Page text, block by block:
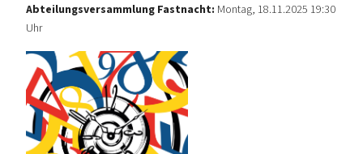
Abteilungsversammlung Fastnacht: Montag, 18.11.2025 19:30
Uhr